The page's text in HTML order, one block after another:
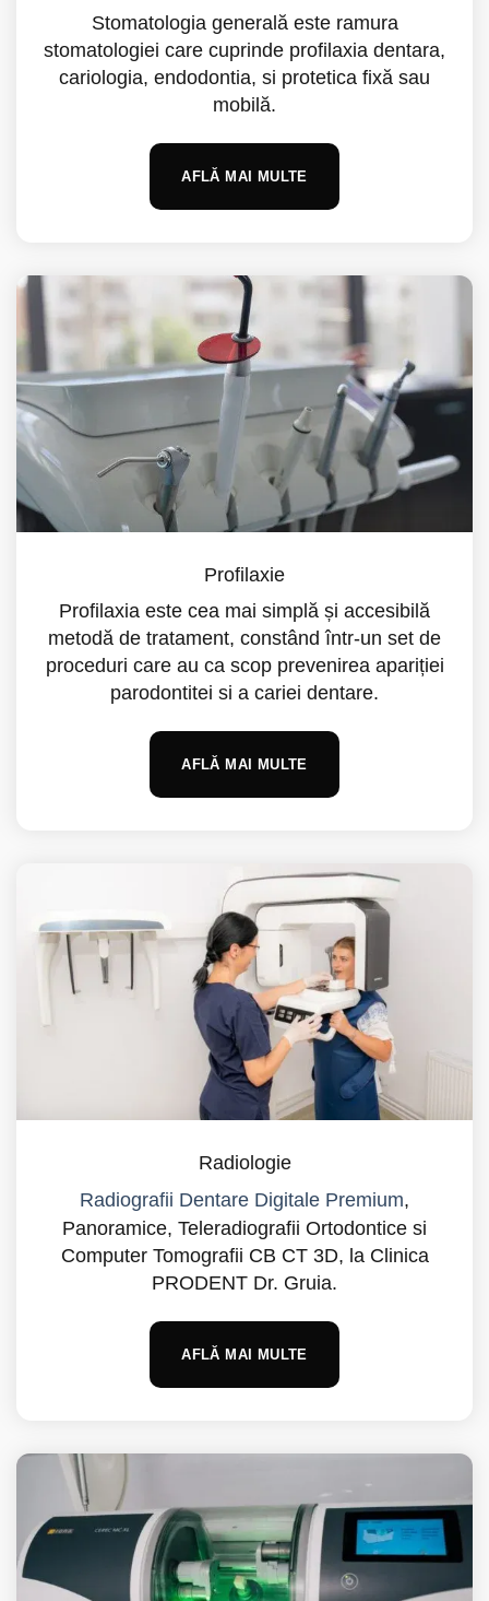
Stomatologia generală este ramura
stomatologiei care cuprinde profilaxia dentara,
cariologia, endodontia, si protetica fixă sau
mobilă.
AFLĂ MAI MULTE
Profilaxie
Profilaxia este cea mai simplă și accesibilă
metodă de tratament, constând într-un set de
proceduri care au ca scop prevenirea apariției
parodontitei si a cariei dentare.
AFLĂ MAI MULTE
Radiologie
Radiografii Dentare Digitale Premium,
Panoramice, Teleradiografii Ortodontice si
Computer Tomografii CB CT 3D, la Clinica
PRODENT Dr. Gruia.
AFLĂ MAI MULTE